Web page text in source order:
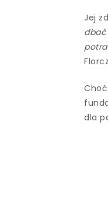
Jej
dbać
dla